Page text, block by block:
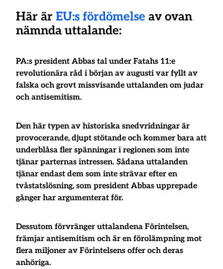
Här ärEU:s fördömelse av ovan
nämnda uttalande:
PA:s president Abbas tal under Fatahs 11:e
revolutionära råd i början av augusti var fyllt av
falska och grovt missvisande uttalanden om judar
och antisemitism.
Den här typen av historiska snedvridningar är
provocerande, djupt stötande och kommer bara att
underblåsa fler spänningar i regionen som inte
tjänar parternas intressen. Sådana uttalanden
tjänar endast dem som inte strävar efter en
tvåstatslösning, som president Abbas upprepade
gånger har argumenterat för.
Dessutom förvränger uttalandena Förintelsen,
främjar antisemitism och är en förolämpning mot
flera miljoner av Förintelsens offer och deras
anhöriga.